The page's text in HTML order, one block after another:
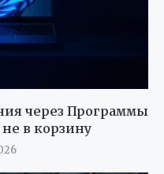
через Программы
в корзину